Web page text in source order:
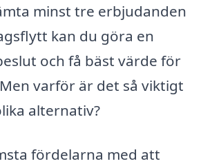
minst tre erbjudanden
kan du göra en
och få bäst värde för
varför är det så viktigt
alternativ?
fördelarna med att